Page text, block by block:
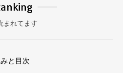
まれてます
と目次